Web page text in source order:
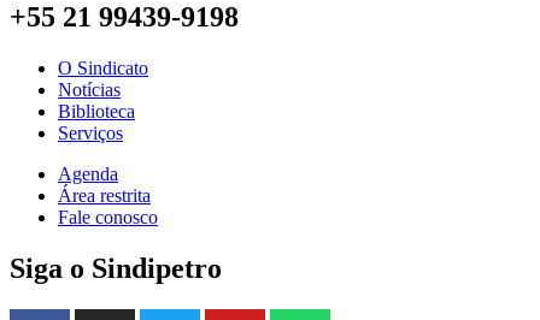
+55 21 99439-9198
O Sindicato
Notícias
Biblioteca
Serviços
Agenda
Área restrita
Fale conosco
Siga o Sindipetro